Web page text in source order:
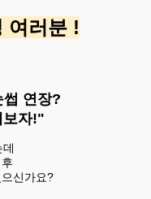
여러분 !
연장?
보자!"
신가요?